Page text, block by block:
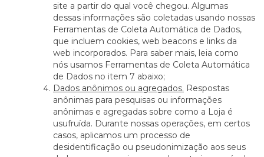
site a partir do qual você chegou. Algumas
dessas informações são coletadas usando nossas
Ferramentas de Coleta Automática de Dados,
que incluem cookies, web beacons e links da
web incorporados. Para saber mais, leia como
nós usamos Ferramentas de Coleta Automática
de Dados no item 7 abaixo;
Dados anônimos ou agregados. Respostas
anônimas para pesquisas ou informações
anônimas e agregadas sobre como a Loja é
usufruída. Durante nossas operações, em certos
casos, aplicamos um processo de
desidentificação ou pseudonimização aos seus